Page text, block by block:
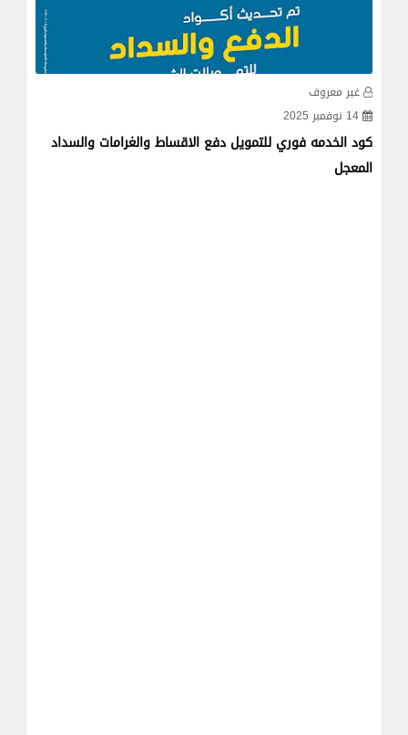
غير معروف
14 نوفمبر 2025
كود الخدمه فوري للتمويل دفع الاقساط والغرامات والسداد
المعجل